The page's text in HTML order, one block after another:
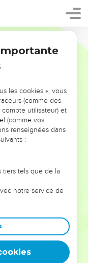
!
ÉVITER LES
doutes, les erreurs
alors même que ce
et responsables
afin que leurs erreurs
un ministère, une
expérience est faite
les cookies », vous
(comme des
utilisateur) et
(comme vos
renseignées dans
:
tiers tels que de la
notre service de